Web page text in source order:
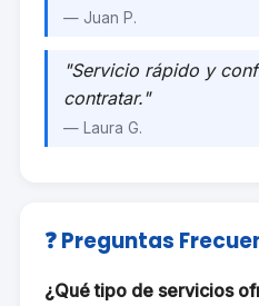
— Juan P.
"Servicio rápido y
contratar."
— Laura G.
❓ Preguntas
¿Qué tipo de servicios